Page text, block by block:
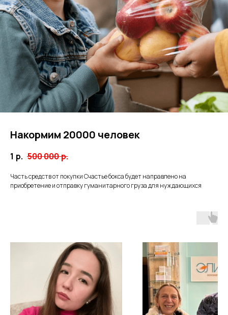
Накормим 20000 человек
1 р. 500 000р.
Часть средств от покупки Счастье бокса будет направлено на
приобретение и отправку гуманитарного груза для нуждающихся